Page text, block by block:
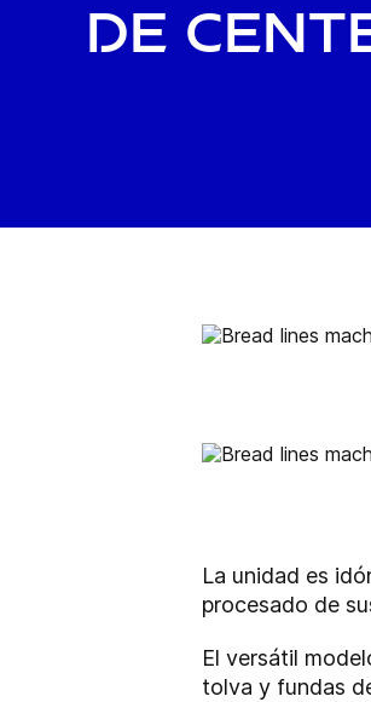
de
La unidad es
procesado de
El versátil
tolva y fundas